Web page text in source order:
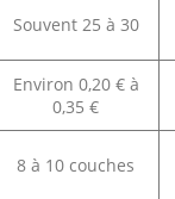
Souvent 25 à 30
Environ 0,20 € à
0,35 €
8 à 10 couches